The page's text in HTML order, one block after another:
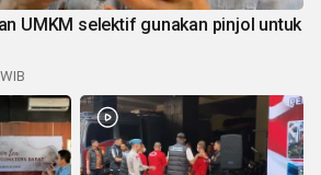
UMKM selektif gunakan pinjol untuk